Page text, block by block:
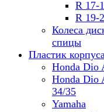
R 17-
R 19-
Колеса
спицы
Пластик
Honda Dio
Honda Dio
34/35
Yamaha